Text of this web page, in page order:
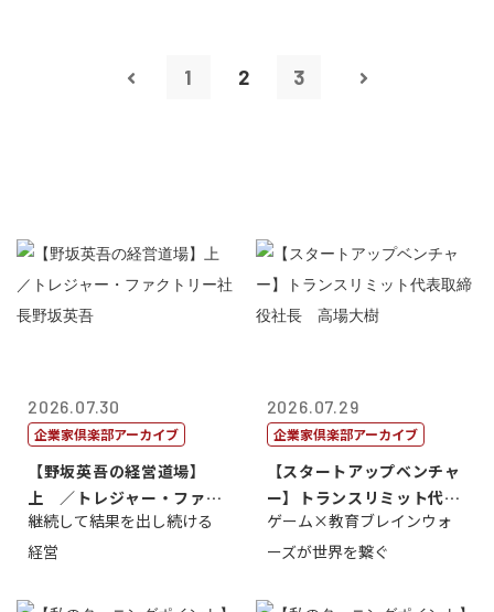
1 2 3
2026.07.30
企業家倶楽部アーカイブ
【野坂英吾の経営道場】
上 ／トレジャー・ファク
トリー社長野坂...
継続して結果を出し続ける
経営
2026.07.29
企業家倶楽部アーカイブ
【スタートアップベンチャ
ー】トランスリミット代表
取締役社長 ...
ゲーム×教育ブレインウォ
ーズが世界を繋ぐ